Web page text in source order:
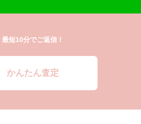
最短10分でご返信！
かんたん査定